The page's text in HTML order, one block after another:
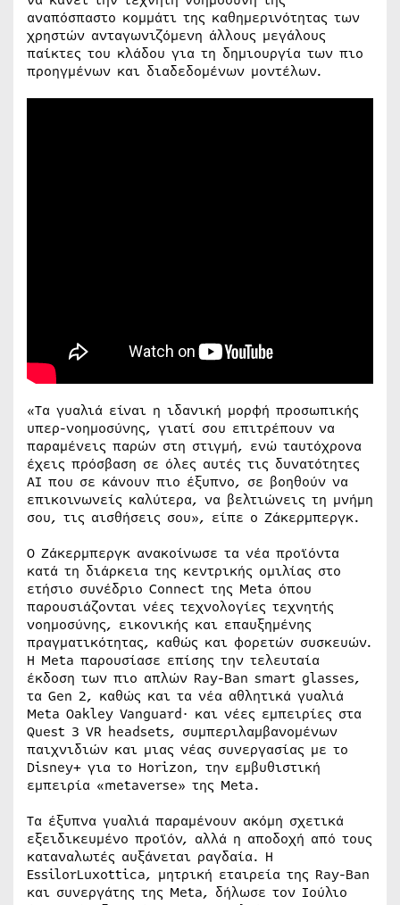
αναπόσπαστο κομμάτι της καθημερινότητας των
χρηστών ανταγωνιζόμενη άλλους μεγάλους
παίκτες του κλάδου για τη δημιουργία των πιο
προηγμένων και διαδεδομένων μοντέλων.
«Τα γυαλιά είναι η ιδανική μορφή προσωπικής
υπερ-νοημοσύνης, γιατί σου επιτρέπουν να
παραμένεις παρών στη στιγμή, ενώ ταυτόχρονα
έχεις πρόσβαση σε όλες αυτές τις δυνατότητες
AI που σε κάνουν πιο έξυπνο, σε βοηθούν να
επικοινωνείς καλύτερα, να βελτιώνεις τη μνήμη
σου, τις αισθήσεις σου», είπε ο Ζάκερμπεργκ.
Ο Ζάκερμπεργκ ανακοίνωσε τα νέα προϊόντα
κατά τη διάρκεια της κεντρικής ομιλίας στο
ετήσιο συνέδριο Connect της Meta όπου
παρουσιάζονται νέες τεχνολογίες τεχνητής
νοημοσύνης, εικονικής και επαυξημένης
πραγματικότητας, καθώς και φορετών συσκευών.
Η Meta παρουσίασε επίσης την τελευταία
έκδοση των πιο απλών Ray-Ban smart glasses,
τα Gen 2, καθώς και τα νέα αθλητικά γυαλιά
Meta Oakley Vanguard· και νέες εμπειρίες στα
Quest 3 VR headsets, συμπεριλαμβανομένων
παιχνιδιών και μιας νέας συνεργασίας με το
Disney+ για το Horizon, την εμβυθιστική
εμπειρία «metaverse» της Meta.
Τα έξυπνα γυαλιά παραμένουν ακόμη σχετικά
εξειδικευμένο προϊόν, αλλά η αποδοχή από τους
καταναλωτές αυξάνεται ραγδαία. Η
EssilorLuxottica, μητρική εταιρεία της Ray-Ban
και συνεργάτης της Meta, δήλωσε τον Ιούλιο